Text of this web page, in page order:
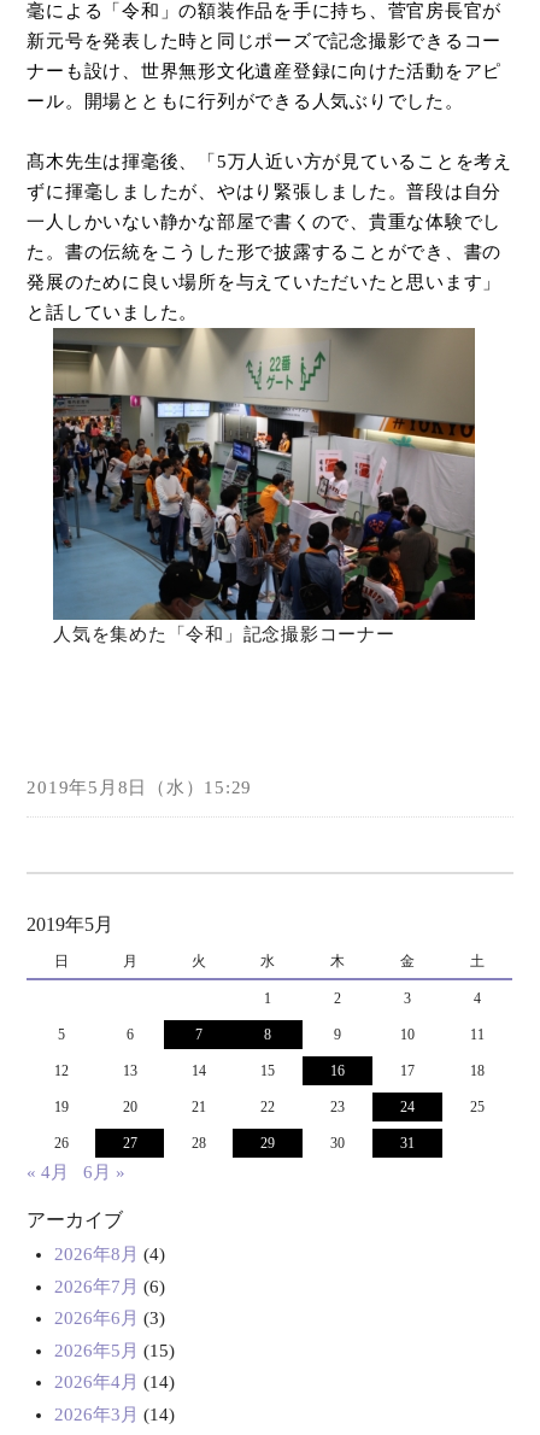
毫による「令和」の額装作品を手に持ち、菅官房長官が
新元号を発表した時と同じポーズで記念撮影できるコー
ナーも設け、世界無形文化遺産登録に向けた活動をアピ
ール。開場とともに行列ができる人気ぶりでした。
髙木先生は揮毫後、「5万人近い方が見ていることを考え
ずに揮毫しましたが、やはり緊張しました。普段は自分
一人しかいない静かな部屋で書くので、 貴重な体験でし
た。書の伝統をこうした形で披露することができ、書の
発展のために良い場所を与えていただいたと思います」
と話していました。
人気を集めた「令和」記念撮影コーナー
2019年5月8日（水）15:29
2019年5月
日 月 火 水 木 金 土
1 2 3 4
5 6 7 8 9 10 11
12 13 14 15 16 17 18
19 20 21 22 23 24 25
26 27 28 29 30 31
« 4月 6月 »
アーカイブ
2026年8月 (4)
2026年7月 (6)
2026年6月 (3)
2026年5月 (15)
2026年4月 (14)
2026年3月 (14)